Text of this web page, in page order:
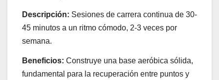
Descripción: Sesiones de carrera continua de 30-
45 minutos a un ritmo cómodo, 2-3 veces por
semana.
Beneficios: Construye una base aeróbica sólida,
fundamental para la recuperación entre puntos y